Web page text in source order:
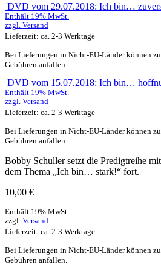
DVD vom 29.07.2018: Ich bin…
Enthält 19% MwSt.
zzgl. Versand
Lieferzeit: ca. 2-3 Werktage
Bei Lieferungen in Nicht-EU-Länder können
Gebühren anfallen.
DVD vom 15.07.2018: Ich bin…
Enthält 19% MwSt.
zzgl. Versand
Lieferzeit: ca. 2-3 Werktage
Bei Lieferungen in Nicht-EU-Länder können
Gebühren anfallen.
Bobby Schuller setzt die Predigtreihe
dem Thema „Ich bin… stark!“ fort.
10,00 €
Enthält 19% MwSt.
zzgl. Versand
Lieferzeit: ca. 2-3 Werktage
Bei Lieferungen in Nicht-EU-Länder können
Gebühren anfallen.